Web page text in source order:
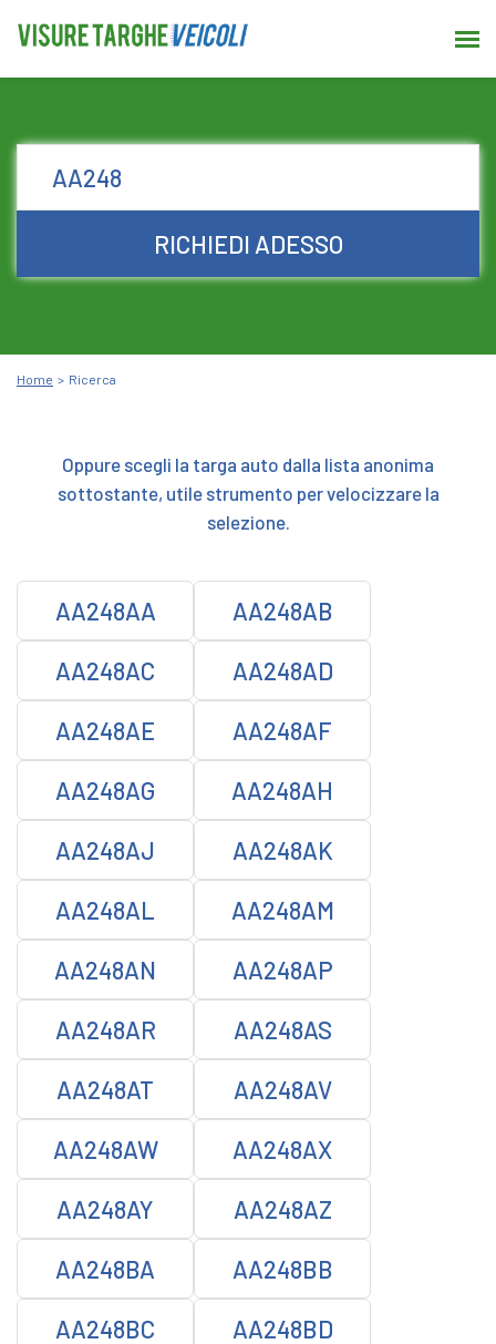
RICHIEDI ADESSO
Home Ricerca
Oppure scegli la targa auto dalla lista anonima
sottostante, utile strumento per velocizzare la
selezione.
AA248AA AA248AB
AA248AC AA248AD
AA248AE AA248AF
AA248AG AA248AH
AA248AJ AA248AK
AA248AL AA248AM
AA248AN AA248AP
AA248AR AA248AS
AA248AT AA248AV
AA248AW AA248AX
AA248AY AA248AZ
AA248BA AA248BB
AA248BC AA248BD